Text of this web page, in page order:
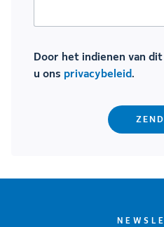
Door het indienen van
u ons privacybeleid.